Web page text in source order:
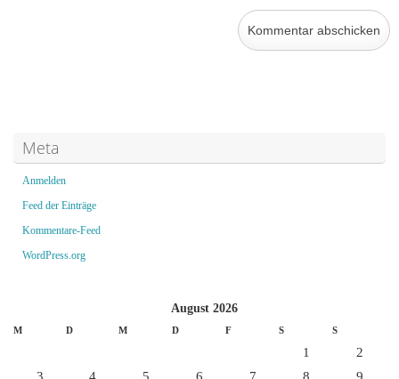
Meta
Anmelden
Feed der Einträge
Kommentare-Feed
WordPress.org
August 2026
M D M D F S S
1
2